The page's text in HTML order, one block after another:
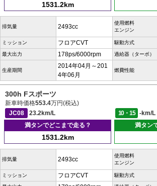
1531.2km
排気量 2493cc
使用燃料
エンジン
ミッション フロアCVT 駆動方式
最大出力 178ps/6000rpm 過給器（ターボ）
生産期間
2014年04月～201
4年06月
燃費性能
300h Fスポーツ
新車時価格553.4万円(税込)
JC08
23.2km/L 10・15
-km/L
満タンでどこまで走る？
1531.2km
満タン
排気量 2493cc
使用燃料
エンジン
ミッション フロアCVT 駆動方式